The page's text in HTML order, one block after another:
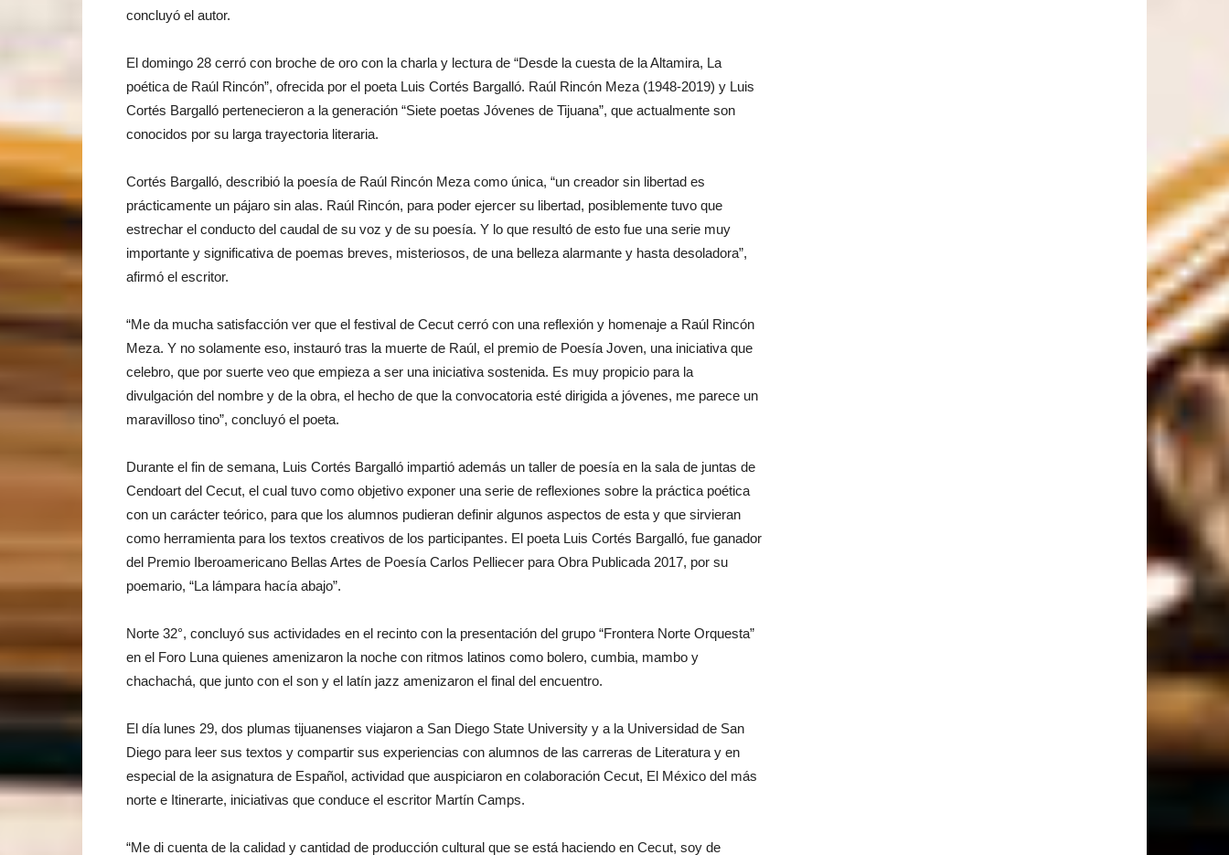
concluyó el autor.
El domingo 28 cerró con broche de oro con la charla y lectura de “Desde la cuesta de la Altamira, La
poética de Raúl Rincón”, ofrecida por el poeta Luis Cortés Bargalló. Raúl Rincón Meza (1948-2019) y Luis
Cortés Bargalló pertenecieron a la generación “Siete poetas Jóvenes de Tijuana”, que actualmente son
conocidos por su larga trayectoria literaria.
Cortés Bargalló, describió la poesía de Raúl Rincón Meza como única, “un creador sin libertad es
prácticamente un pájaro sin alas. Raúl Rincón, para poder ejercer su libertad, posiblemente tuvo que
estrechar el conducto del caudal de su voz y de su poesía. Y lo que resultó de esto fue una serie muy
importante y significativa de poemas breves, misteriosos, de una belleza alarmante y hasta desoladora”,
afirmó el escritor.
“Me da mucha satisfacción ver que el festival de Cecut cerró con una reflexión y homenaje a Raúl Rincón
Meza. Y no solamente eso, instauró tras la muerte de Raúl, el premio de Poesía Joven, una iniciativa que
celebro, que por suerte veo que empieza a ser una iniciativa sostenida. Es muy propicio para la
divulgación del nombre y de la obra, el hecho de que la convocatoria esté dirigida a jóvenes, me parece un
maravilloso tino”, concluyó el poeta.
Durante el fin de semana, Luis Cortés Bargalló impartió además un taller de poesía en la sala de juntas de
Cendoart del Cecut, el cual tuvo como objetivo exponer una serie de reflexiones sobre la práctica poética
con un carácter teórico, para que los alumnos pudieran definir algunos aspectos de esta y que sirvieran
como herramienta para los textos creativos de los participantes. El poeta Luis Cortés Bargalló, fue ganador
del Premio Iberoamericano Bellas Artes de Poesía Carlos Pelliecer para Obra Publicada 2017, por su
poemario, “La lámpara hacía abajo”.
Norte 32°, concluyó sus actividades en el recinto con la presentación del grupo “Frontera Norte Orquesta”
en el Foro Luna quienes amenizaron la noche con ritmos latinos como bolero, cumbia, mambo y
chachachá, que junto con el son y el latín jazz amenizaron el final del encuentro.
El día lunes 29, dos plumas tijuanenses viajaron a San Diego State University y a la Universidad de San
Diego para leer sus textos y compartir sus experiencias con alumnos de las carreras de Literatura y en
especial de la asignatura de Español, actividad que auspiciaron en colaboración Cecut, El México del más
norte e Itinerarte, iniciativas que conduce el escritor Martín Camps.
“Me di cuenta de la calidad y cantidad de producción cultural que se está haciendo en Cecut, soy de